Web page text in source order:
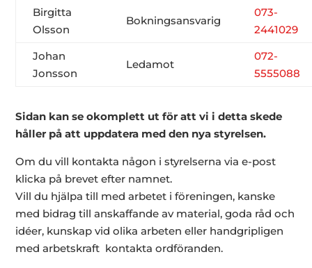
Birgitta
Olsson
Bokningsansvarig
073-
2441029
Johan
Jonsson
Ledamot
072-
5555088
Sidan kan se okomplett ut för att vi i detta skede
håller på att uppdatera med den nya styrelsen.
Om du vill kontakta någon i styrelserna via e-post
klicka på brevet efter namnet.
Vill du hjälpa till med arbetet i föreningen, kanske
med bidrag till anskaffande av material, goda råd och
idéer, kunskap vid olika arbeten eller handgripligen
med arbetskraft kontakta ordföranden.